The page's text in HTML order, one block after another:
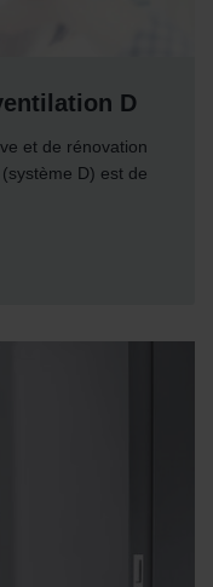
D
et de rénovation
D) est de